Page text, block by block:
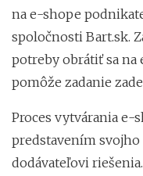
na e-shope
spoločnosti Bart.sk.
potreby obrátiť sa
pomôže zadanie
Proces vytvárania e-
predstavením svojho
dodávateľovi